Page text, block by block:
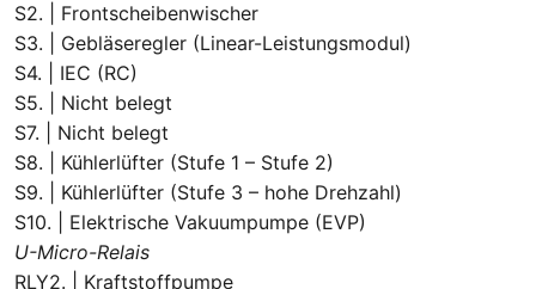
S2. | Frontscheibenwischer
S3. | Gebläseregler (Linear-Leistungsmodul)
S4. | IEC (RC)
S5. | Nicht belegt
S7. | Nicht belegt
S8. | Kühlerlüfter (Stufe 1 – Stufe 2)
S9. | Kühlerlüfter (Stufe 3 – hohe Drehzahl)
S10. | Elektrische Vakuumpumpe (EVP)
U-Micro-Relais
RLY2. | Kraftstoffpumpe